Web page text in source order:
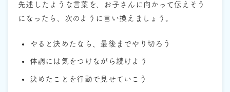
先述したような言葉を、お子さんに向かって伝えそう
になったら、次のように言い換えましょう。
やると決めたなら、最後までやり切ろう
体調には気をつけながら続けよう
決めたことを行動で見せていこう